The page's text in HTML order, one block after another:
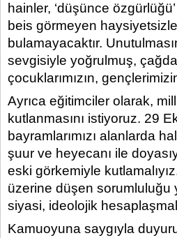
hainler, ‘düşünce
beis görmeyen
bulamayacaktır.
sevgisiyle yoğrulmuş,
çocuklarımızın,
Ayrıca eğitimciler olarak,
kutlanmasını istiyoruz. 29
bayramlarımızı alanlarda
şuur ve heyecanı ile
eski görkemiyle
üzerine düşen sorumluluğu
siyasi, ideolojik
Kamuoyuna saygıyla